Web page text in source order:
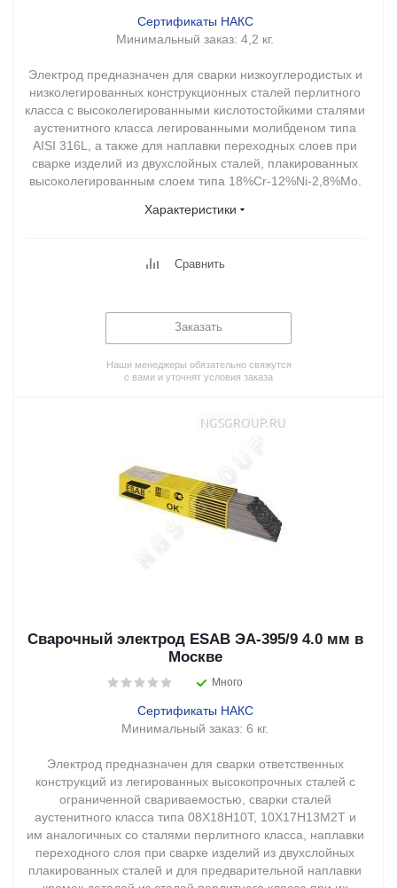
Сертификаты НАКС
Минимальный заказ: 4,2 кг.
Электрод предназначен для сварки низкоуглеродистых и
низколегированных конструкционных сталей перлитного
класса с высоколегированными кислотостойкими сталями
аустенитного класса легированными молибденом типа
AISI 316L, а также для наплавки переходных слоев при
сварке изделий из двухслойных сталей, плакированных
высоколегированным слоем типа 18%Cr-12%Ni-2,8%Mo.
Характеристики
Сравнить
Заказать
Наши менеджеры обязательно свяжутся
с вами и уточнят условия заказа
Сварочный электрод ESAB ЭА-395/9 4.0 мм в
Москве
Много
Сертификаты НАКС
Минимальный заказ: 6 кг.
Электрод предназначен для сварки ответственных
конструкций из легированных высокопрочных сталей с
ограниченной свариваемостью, сварки сталей
аустенитного класса типа 08Х18Н10Т, 10Х17Н13М2Т и
им аналогичных со сталями перлитного класса, наплавки
переходного слоя при сварке изделий из двухслойных
плакированных сталей и для предварительной наплавки